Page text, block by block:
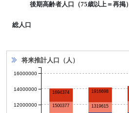
後期高齢者人口（75歳以上＝再掲）
総人口
将来推計人口（人）
1500377 1319615
1694374 1916698
12000000
14000000
16000000